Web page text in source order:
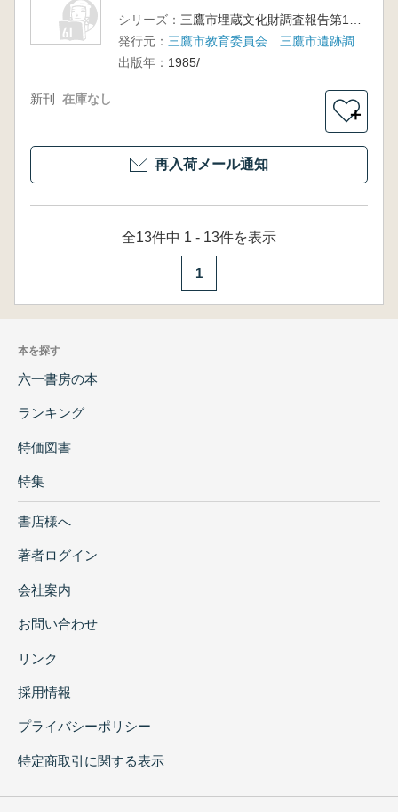
シリーズ：
発行元：
出版年： 1985/
新刊 在庫なし
＋
再入荷メール通知
全13件中 1 - 13件を表示
1
本を探す
六一書房の本
ランキング
特価図書
特集
書店様へ
著者ログイン
会社案内
お問い合わせ
リンク
採用情報
プライバシーポリシー
特定商取引に関する表示